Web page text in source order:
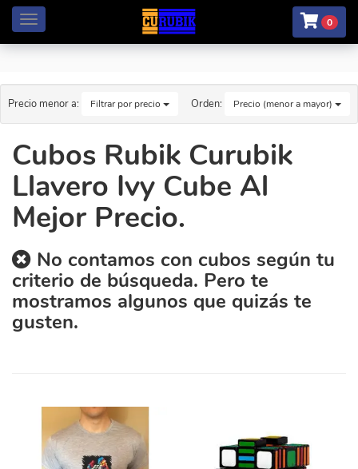
Menú 0
Precio menor a: Filtrar por precio Orden: Precio (menor a mayor)
Cubos Rubik Curubik
Llavero Ivy Cube Al
Mejor Precio.
No contamos con cubos según tu
criterio de búsqueda. Pero te
mostramos algunos que quizás te
gusten.